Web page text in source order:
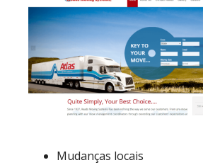
Mudanças locais